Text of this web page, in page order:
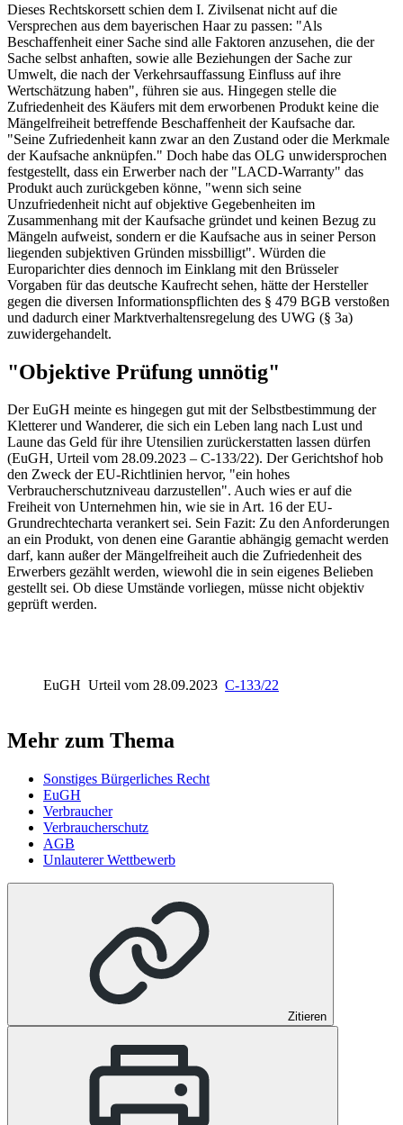
Dieses Rechtskorsett schien dem I. Zivilsenat nicht auf die
Versprechen aus dem bayerischen Haar zu passen: "Als
Beschaffenheit einer Sache sind alle Faktoren anzusehen, die der
Sache selbst anhaften, sowie alle Beziehungen der Sache zur
Umwelt, die nach der Verkehrsauffassung Einfluss auf ihre
Wertschätzung haben", führen sie aus. Hingegen stelle die
Zufriedenheit des Käufers mit dem erworbenen Produkt keine die
Mängelfreiheit betreffende Beschaffenheit der Kaufsache dar.
"Seine Zufriedenheit kann zwar an den Zustand oder die Merkmale
der Kaufsache anknüpfen." Doch habe das OLG unwidersprochen
festgestellt, dass ein Erwerber nach der "LACD-Warranty" das
Produkt auch zurückgeben könne, "wenn sich seine
Unzufriedenheit nicht auf objektive Gegebenheiten im
Zusammenhang mit der Kaufsache gründet und keinen Bezug zu
Mängeln aufweist, sondern er die Kaufsache aus in seiner Person
liegenden subjektiven Gründen missbilligt". Würden die
Europarichter dies dennoch im Einklang mit den Brüsseler
Vorgaben für das deutsche Kaufrecht sehen, hätte der Hersteller
gegen die diversen Informationspflichten des § 479 BGB verstoßen
und dadurch einer Marktverhaltensregelung des UWG (§ 3a)
zuwidergehandelt.
"Objektive Prüfung unnötig"
Der EuGH meinte es hingegen gut mit der Selbstbestimmung der
Kletterer und Wanderer, die sich ein Leben lang nach Lust und
Laune das Geld für ihre Utensilien zurückerstatten lassen dürfen
(EuGH, Urteil vom 28.09.2023 – C-133/22). Der Gerichtshof hob
den Zweck der EU-Richtlinien hervor, "ein hohes
Verbraucherschutzniveau darzustellen". Auch wies er auf die
Freiheit von Unternehmen hin, wie sie in Art. 16 der EU-
Grundrechtecharta verankert sei. Sein Fazit: Zu den Anforderungen
an ein Produkt, von denen eine Garantie abhängig gemacht werden
darf, kann außer der Mängelfreiheit auch die Zufriedenheit des
Erwerbers gezählt werden, wiewohl die in sein eigenes Belieben
gestellt sei. Ob diese Umstände vorliegen, müsse nicht objektiv
geprüft werden.
EuGH Urteil vom 28.09.2023 C-133/22
Mehr zum Thema
Sonstiges Bürgerliches Recht
EuGH
Verbraucher
Verbraucherschutz
AGB
Unlauterer Wettbewerb
Zitieren